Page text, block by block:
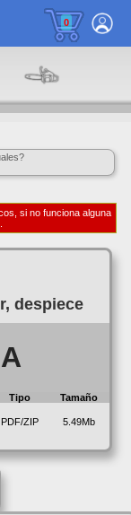
0
si no funciona alguna
despiece
Tipo Tamaño
PDF/ZIP 5.49Mb